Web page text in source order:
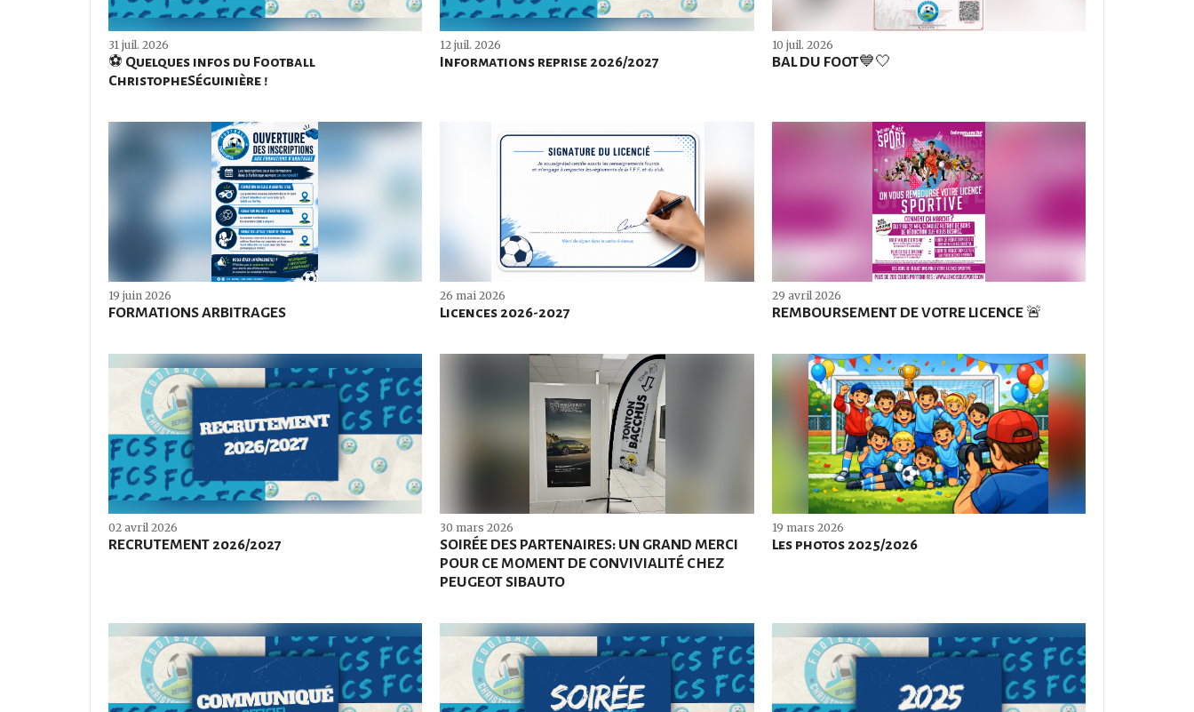
31 juil. 2026
⚽️ Quelques infos du Football
ChristopheSéguinière !
12 juil. 2026
Informations reprise 2026/2027
10 juil. 2026
BAL DU FOOT💙🤍
19 juin 2026
FORMATIONS ARBITRAGES
26 mai 2026
Licences 2026-2027
29 avril 2026
REMBOURSEMENT DE VOTRE LICENCE 🚨
02 avril 2026
RECRUTEMENT 2026/2027
30 mars 2026
SOIRÉE DES PARTENAIRES: UN GRAND MERCI
POUR CE MOMENT DE CONVIVIALITÉ CHEZ
PEUGEOT SIBAUTO
19 mars 2026
Les photos 2025/2026